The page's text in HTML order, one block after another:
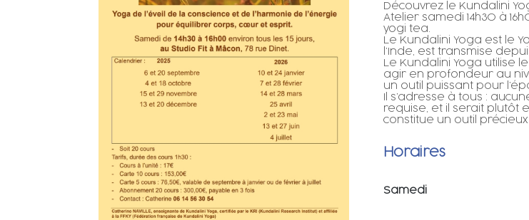
Découvrez le Kundalini
Atelier samedi 14h30 à
yogi tea.
Le Kundalini Yoga est le
l’Inde, est transmise
Le Kundalini Yoga utilise
agir en profondeur au
un outil puissant pour
Il s’adresse à tous :
requise, et il serait plutôt
constitue un outil
Horaires
Samedi